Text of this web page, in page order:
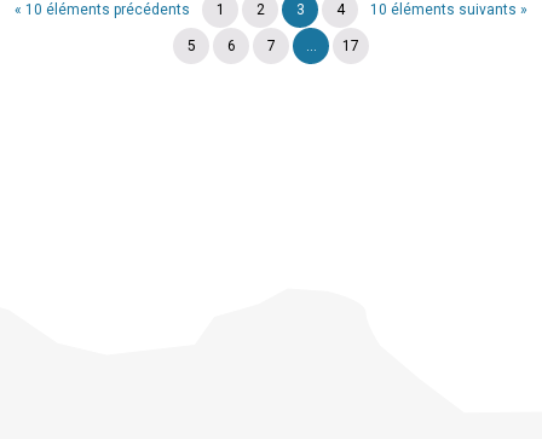
« 10 éléments précédents 10 éléments suivants »
1 2 3 4
5 6 7 ... 17